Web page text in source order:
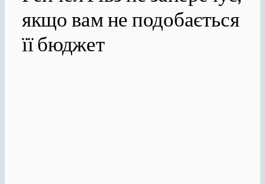
якщо вам не подобається
її бюджет